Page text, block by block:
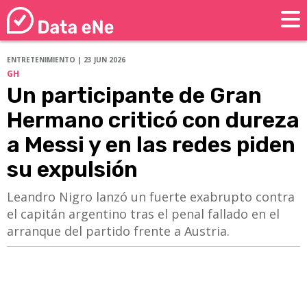
ENTRETENIMIENTO | 23 JUN 2026
GH
Un participante de Gran
Hermano criticó con dureza
a Messi y en las redes piden
su expulsión
​​​​​​​Leandro Nigro lanzó un fuerte exabrupto contra
el capitán argentino tras el penal fallado en el
arranque del partido frente a Austria.